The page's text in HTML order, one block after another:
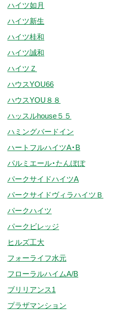
ハイツ如月
ハイツ新生
ハイツ桂和
ハイツ誠和
ハイツＺ
ハウスYOU66
ハウスYOU８８
ハッスルhouse５５
ハミングバードイン
ハートフルハイツA・B
パルミエール・たんぽぽ
パークサイドハイツA
パークサイドヴィラハイツＢ
パークハイツ
パークビレッジ
ヒルズ工大
フォーライフ水元
フローラルハイムA/B
ブリリアンス1
プラザマンション